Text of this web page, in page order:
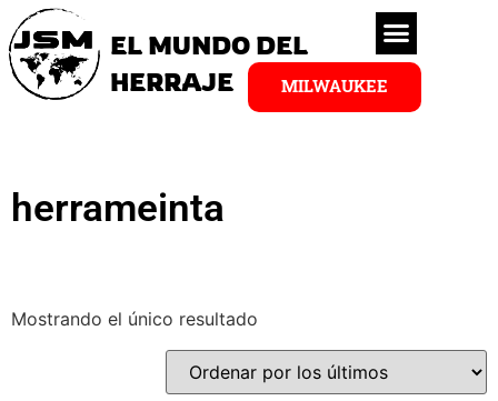
EL MUNDO DEL
HERRAJE
MILWAUKEE
herrameinta
Mostrando el único resultado